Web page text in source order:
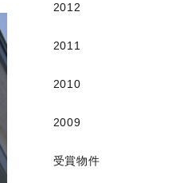
2012
2011
2010
2009
受賞物件